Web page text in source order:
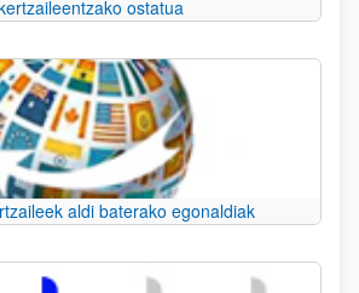
ostatua
aldi baterako egonaldiak